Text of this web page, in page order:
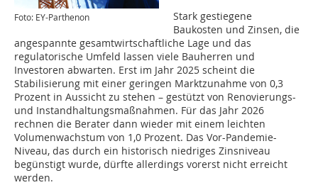
Foto: EY-Parthenon
Stark gestiegene
Baukosten und Zinsen, die
angespannte gesamtwirtschaftliche Lage und das
regulatorische Umfeld lassen viele Bauherren und
Investoren abwarten. Erst im Jahr 2025 scheint die
Stabilisierung mit einer geringen Marktzunahme von 0,3
Prozent in Aussicht zu stehen – gestützt von Renovierungs-
und Instandhaltungsmaßnahmen. Für das Jahr 2026
rechnen die Berater dann wieder mit einem leichten
Volumenwachstum von 1,0 Prozent. Das Vor-Pandemie-
Niveau, das durch ein historisch niedriges Zinsniveau
begünstigt wurde, dürfte allerdings vorerst nicht erreicht
werden.